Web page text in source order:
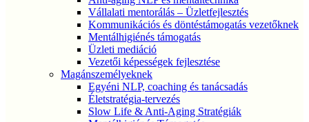
Vállalati mentorálás – Üzletfejlesztés
Kommunikációs és döntéstámogatás vezetőknek
Mentálhigiénés támogatás
Üzleti mediáció
Vezetői képességek fejlesztése
Magánszemélyeknek
Egyéni NLP, coaching és tanácsadás
Életstratégia-tervezés
Slow Life & Anti-Aging Stratégiák